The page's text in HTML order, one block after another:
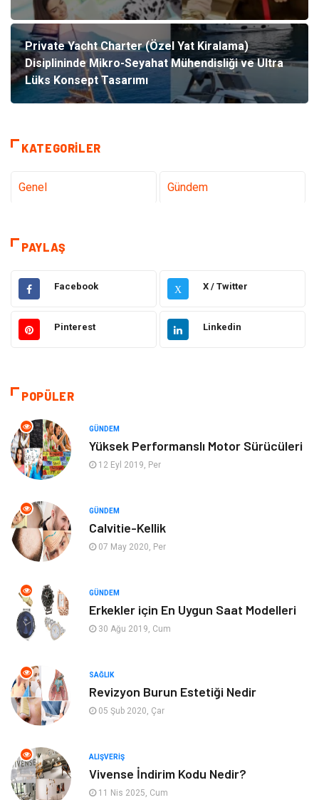
Private Yacht Charter (Özel Yat Kiralama)
Disiplininde Mikro-Seyahat Mühendisliği ve Ultra
Lüks Konsept Tasarımı
KATEGORILER
Genel Gündem
Gıda Alışveriş
Makine Eğitim Kurumları
Hukuk
Eğitim & Kariyer Otomotiv
Yapı İnşaat
Turizm
Bilgisayar & Yazılım
Bahçe Ev
Tekstil
Plastik Bilgisayar ve Yazılım
Aksesuar Ambalaj
PAYLAŞ
Facebook X X / Twitter
Pinterest Linkedin
POPÜLER
GÜNDEM
Yüksek Performanslı Motor Sürücüleri
12 Eyl 2019, Per
GÜNDEM
Calvitie-Kellik
07 May 2020, Per
GÜNDEM
Erkekler için En Uygun Saat Modelleri
30 Ağu 2019, Cum
SAĞLIK
Revizyon Burun Estetiği Nedir
05 Şub 2020, Çar
ALIŞVERIŞ
Vivense İndirim Kodu Nedir?
11 Nis 2025, Cum